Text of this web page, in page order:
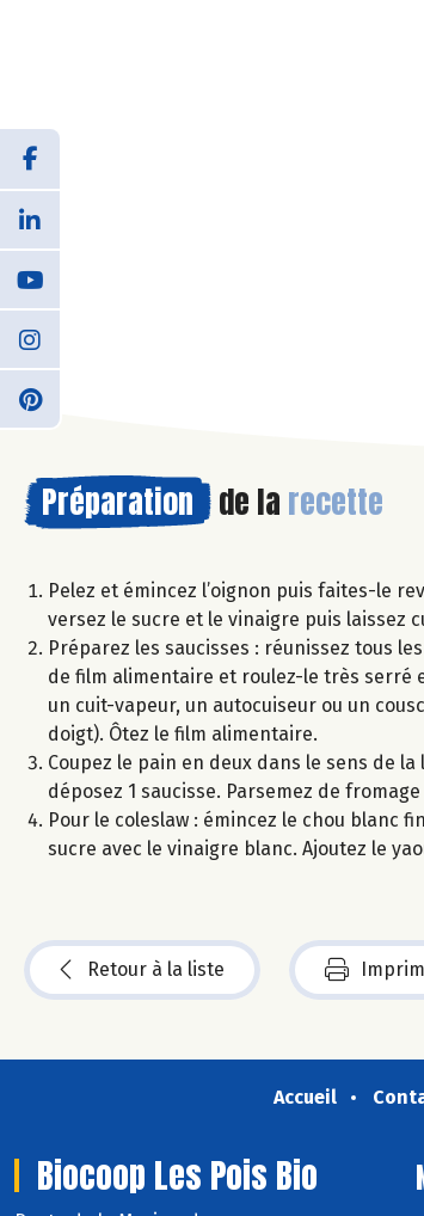
Préparation de la recette
Pelez et émincez l’oignon puis faites-le
versez le sucre et le vinaigre puis laissez
Préparez les saucisses : réunissez tous
de film alimentaire et roulez-le très serré
un cuit-vapeur, un autocuiseur ou un
doigt). Ôtez le film alimentaire.
Coupez le pain en deux dans le sens de
déposez 1 saucisse. Parsemez de
Pour le coleslaw : émincez le chou blanc
sucre avec le vinaigre blanc. Ajoutez le
Retour à la liste
Accueil
Biocoop Les Pois Bio